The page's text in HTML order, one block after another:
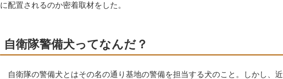
に配置されるのか密着取材をした。
自衛隊警備犬ってなんだ？
自衛隊の警備犬とはその名の通り基地の警備を担当する犬のこと。しかし、